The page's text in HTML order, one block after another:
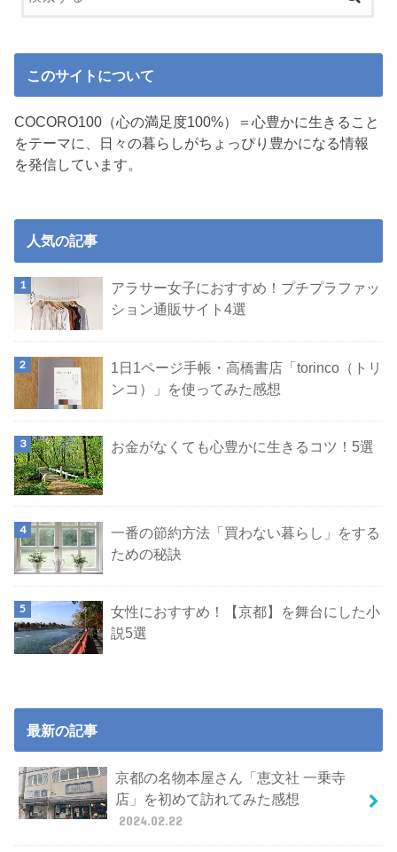
このサイトについて
COCORO100（心の満足度100%）＝心豊かに生きること
をテーマに、日々の暮らしがちょっぴり豊かになる情報
を発信しています。
人気の記事
アラサー女子におすすめ！プチプラファッ
ション通販サイト4選
1日1ページ手帳・高橋書店「torinco（トリ
ンコ）」を使ってみた感想
お金がなくても心豊かに生きるコツ！5選
一番の節約方法「買わない暮らし」をする
ための秘訣
女性におすすめ！【京都】を舞台にした小
説5選
最新の記事
京都の名物本屋さん「恵文社 一乗寺
店」を初めて訪れてみた感想
2024.02.22